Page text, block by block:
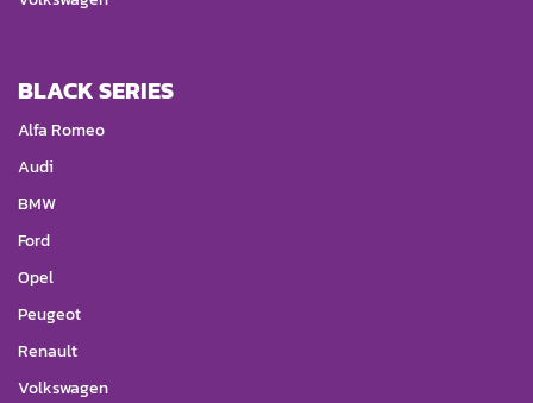
BLACK SERIES
Alfa Romeo
Audi
BMW
Ford
Opel
Peugeot
Renault
Volkswagen